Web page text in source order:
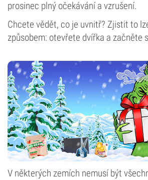
prosinec plný očekávání a vzrušení.
Chcete vědět, co je uvnitř? Zjistit to
způsobem: otevřete dvířka a začněte
V některých zemích nemusí být